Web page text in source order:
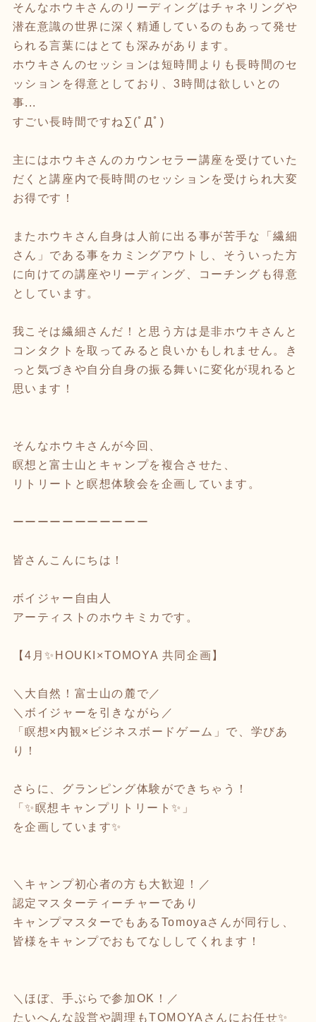
そんなホウキさんのリーディングはチャネリングや
潜在意識の世界に深く精通しているのもあって発せ
られる言葉にはとても深みがあります。
ホウキさんのセッションは短時間よりも長時間のセ
ッションを得意としており、3時間は欲しいとの
事...
すごい長時間ですね∑(ﾟДﾟ)
主にはホウキさんのカウンセラー講座を受けていた
だくと講座内で長時間のセッションを受けられ大変
お得です！
またホウキさん自身は人前に出る事が苦手な「繊細
さん」である事をカミングアウトし、そういった方
に向けての講座やリーディング、コーチングも得意
としています。
我こそは繊細さんだ！と思う方は是非ホウキさんと
コンタクトを取ってみると良いかもしれません。き
っと気づきや自分自身の振る舞いに変化が現れると
思います！
そんなホウキさんが今回、
瞑想と富士山とキャンプを複合させた、
リトリートと瞑想体験会を企画しています。
ーーーーーーーーーーー
皆さんこんにちは！
ボイジャー自由人
アーティストのホウキミカです。
【4月✨HOUKI×TOMOYA 共同企画】
＼大自然！富士山の麓で／
＼ボイジャーを引きながら／
「瞑想×内観×ビジネスボードゲーム」で、学びあ
り！
さらに、グランピング体験ができちゃう！
「✨瞑想キャンプリトリート✨」
を企画しています✨
＼キャンプ初心者の方も大歓迎！／
認定マスターティーチャーであり
キャンプマスターでもあるTomoyaさんが同行し、
皆様をキャンプでおもてなししてくれます！
＼ほぼ、手ぶらで参加OK！／
たいへんな設営や調理もTOMOYAさんにお任せ✨